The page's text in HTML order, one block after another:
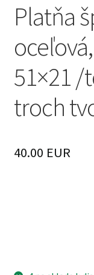
Platňa
51×21 /
troch
40.00 EUR